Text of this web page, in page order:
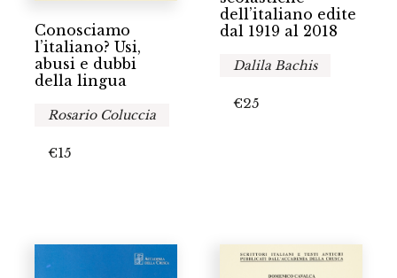
Conosciamo
l’italiano? Usi,
abusi e dubbi
della lingua
Rosario Coluccia
€15
dell’italiano edite
dal 1919 al 2018
Dalila Bachis
€25